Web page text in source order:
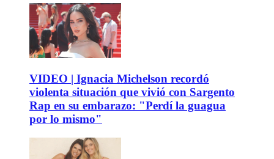
VIDEO | Ignacia Michelson recordó
violenta situación que vivió con Sargento
Rap en su embarazo: "Perdí la guagua
por lo mismo"